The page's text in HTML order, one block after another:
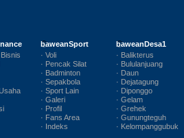
baweanSport
· Voli
· Pencak Silat
· Badminton
· Sepakbola
· Sport Lain
· Galeri
· Profil
· Fans Area
· Indeks
baweanDesa1
· Balikterus
· Bululanjuang
· Daun
· Dejatagung
· Diponggo
· Gelam
· Grehek
· Gunungteguh
· Kelompanggubuk